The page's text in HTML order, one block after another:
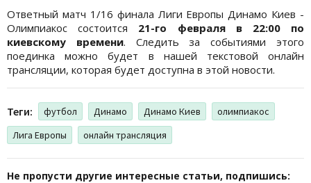
Ответный матч 1/16 финала Лиги Европы Динамо Киев -
Олимпиакос состоится 21-го февраля в 22:00 по
киевскому времени. Следить за событиями этого
поединка можно будет в нашей текстовой онлайн
трансляции, которая будет доступна в этой новости.
Теги: футбол Динамо Динамо Киев
олимпиакос
Лига Европы
онлайн трансляция
Не пропусти другие интересные статьи, подпишись: